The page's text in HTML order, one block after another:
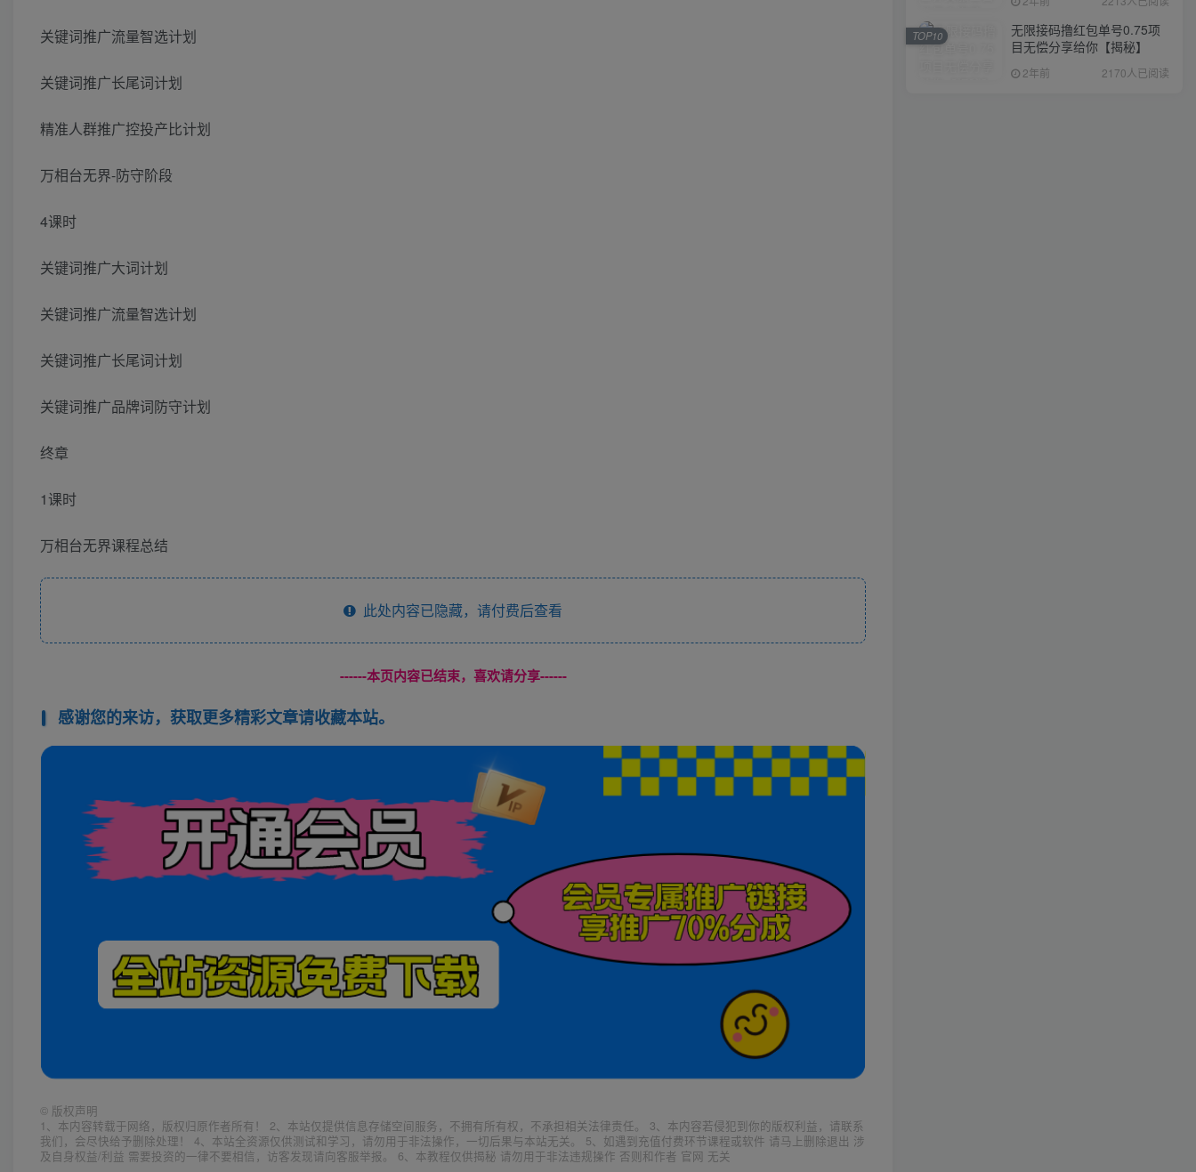
关键词推广流量智选计划
关键词推广长尾词计划
精准人群推广控投产比计划
万相台无界-防守阶段
4课时
关键词推广大词计划
关键词推广流量智选计划
关键词推广长尾词计划
关键词推广品牌词防守计划
终章
1课时
万相台无界课程总结
此处内容已隐藏，请付费后查看
------本页内容已结束，喜欢请分享------
感谢您的来访，获取更多精彩文章请收藏本站。
© 版权声明
1、本内容转载于网络，版权归原作者所有！ 2、本站仅提供信息存储空间服务，不拥有所有权，不承担相关法律责任。 3、本内容若侵犯到你的版权利益，请联系
我们，会尽快给予删除处理！ 4、本站全资源仅供测试和学习，请勿用于非法操作，一切后果与本站无关。 5、如遇到充值付费环节课程或软件 请马上删除退出 涉
及自身权益/利益 需要投资的一律不要相信，访客发现请向客服举报。 6、本教程仅供揭秘 请勿用于非法违规操作 否则和作者 官网 无关
姆级教学
无限接码撸红包单号0.75项
目无偿分享给你【揭秘】
2年前 2170人已阅读
TOP10